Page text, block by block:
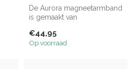
De Aurora magneetarmband
is gemaakt van
steel en verkrij...
€44,95
Op voorraad